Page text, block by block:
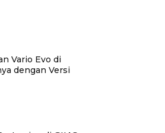
Vario Evo di
dengan Versi